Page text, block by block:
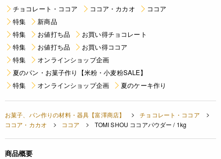
チョコレート・ココア ココア・カカオ
ココア
特集
新商品
特集
お値打ち品
お買い得チョコレート
特集
お値打ち品
お買い得ココア
特集
オンラインショップ企画
夏のパン・お菓子作り【米粉・小麦粉SALE】
特集
オンラインショップ企画 夏のケーキ作り
お菓子、パン作りの材料・器具【富澤商店】
チョコレート・ココア
ココア・カカオ
ココア TOMI SHOU ココアパウダー / 1kg
商品概要